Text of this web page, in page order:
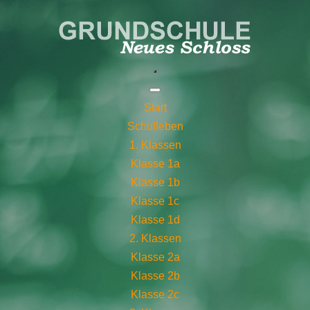
Start
Schulleben
1. Klassen
Klasse 1a
Klasse 1b
Klasse 1c
Klasse 1d
2. Klassen
Klasse 2a
Klasse 2b
Klasse 2c